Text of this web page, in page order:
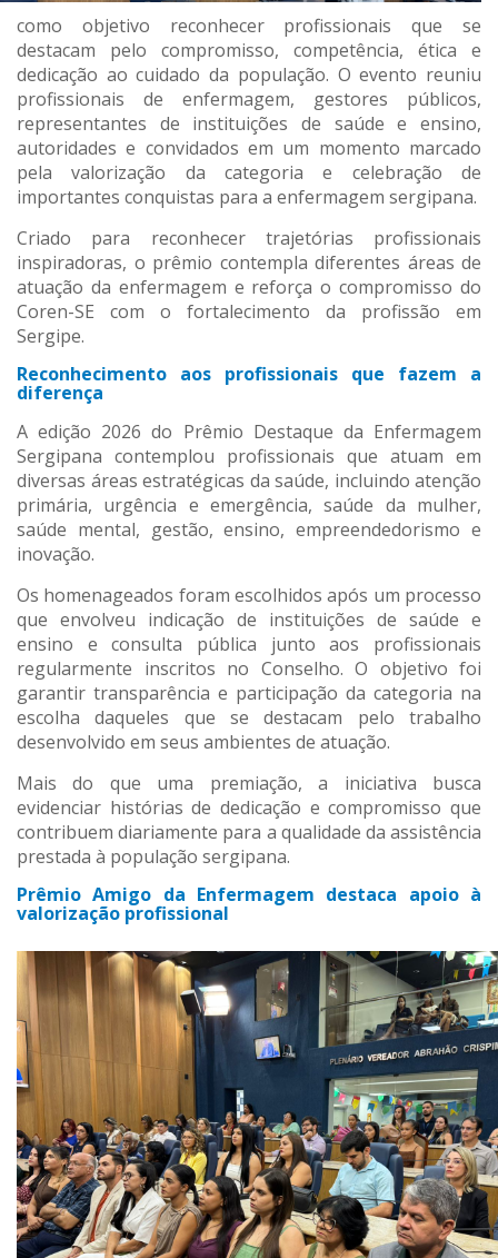
como objetivo reconhecer profissionais que se
destacam pelo compromisso, competência, ética e
dedicação ao cuidado da população. O evento reuniu
profissionais de enfermagem, gestores públicos,
representantes de instituições de saúde e ensino,
autoridades e convidados em um momento marcado
pela valorização da categoria e celebração de
importantes conquistas para a enfermagem sergipana.
Criado para reconhecer trajetórias profissionais
inspiradoras, o prêmio contempla diferentes áreas de
atuação da enfermagem e reforça o compromisso do
Coren-SE com o fortalecimento da profissão em
Sergipe.
Reconhecimento aos profissionais que fazem a
diferença
A edição 2026 do Prêmio Destaque da Enfermagem
Sergipana contemplou profissionais que atuam em
diversas áreas estratégicas da saúde, incluindo atenção
primária, urgência e emergência, saúde da mulher,
saúde mental, gestão, ensino, empreendedorismo e
inovação.
Os homenageados foram escolhidos após um processo
que envolveu indicação de instituições de saúde e
ensino e consulta pública junto aos profissionais
regularmente inscritos no Conselho. O objetivo foi
garantir transparência e participação da categoria na
escolha daqueles que se destacam pelo trabalho
desenvolvido em seus ambientes de atuação.
Mais do que uma premiação, a iniciativa busca
evidenciar histórias de dedicação e compromisso que
contribuem diariamente para a qualidade da assistência
prestada à população sergipana.
Prêmio Amigo da Enfermagem destaca apoio à
valorização profissional